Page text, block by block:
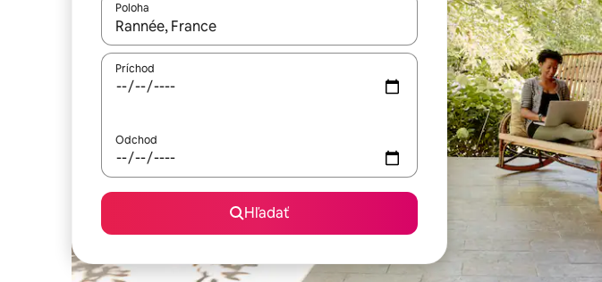
Poloha
Keď budú výsledky k dispozícii, môžete si ich prechádzať pomocou klávesov so
Príchod
Odchod
Hľadať